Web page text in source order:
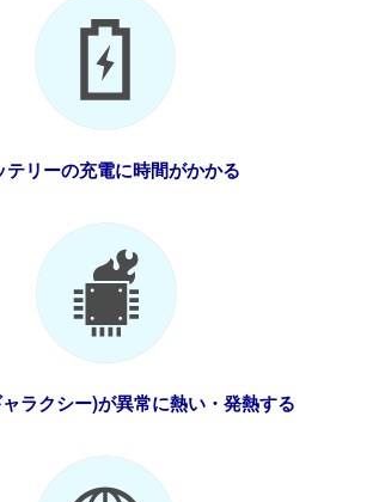
テリーの充電に時間がかかる
ラクシー)が異常に熱い・発熱する